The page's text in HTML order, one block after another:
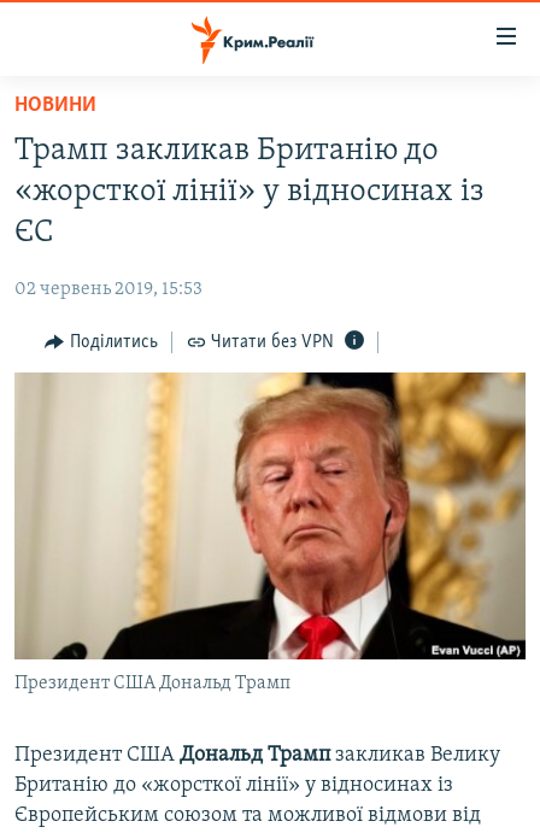
Перейти
основного
матеріалу
Перейти
до
основної
навігації
Перейти
до
ВОДА.КРИМ
ВІДЕО ТА ФОТО
БЛОГИ
ПОГЛЯД
ВІДЕОУРОКИ «ELIFBE»
СВІДЧЕННЯ ОКУПАЦІЇ
УКРАЇНСЬКА ПРОБЛЕМА КРИМУ
ІНФОГРАФІКА
ЯК ОБІЙТИ БЛОКУВАННЯ
ДОЛУЧАЙСЯ!
Усі сайти RFE/RL
НОВИНИ
Трамп закликав Британію до
«жорсткої лінії» у відносинах із
ЄС
02 червень 2019, 15:53
Поділитись Читати без VPN
Президент США Дональд Трамп
Президент США Дональд Трампзакликав Велику
Британію до «жорсткої лінії» у відносинах із
Європейським союзом та можливої відмови від